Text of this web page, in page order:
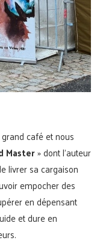
café et nous
Master» dont l’auteur
livrer sa cargaison
empocher des
en dépensant
et dure en